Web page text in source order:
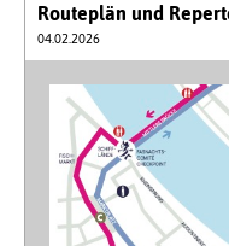
Routeplän und
04.02.2026